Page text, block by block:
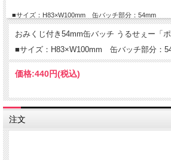
■サイズ：H83×W100mm 缶バッチ部分：54mm
おみくじ付き54mm缶バッチ うるせぇー「ポ
■サイズ：H83×W100mm 缶バッチ部分：
価格:440円(税込)
注文